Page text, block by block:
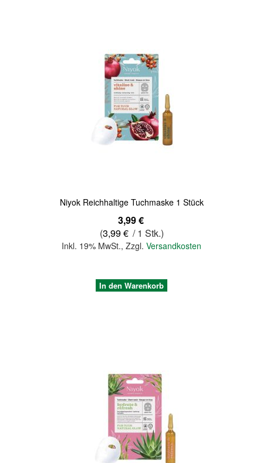
Niyok Reichhaltige Tuchmaske 1 Stück
3,99 €
(3,99 € / 1 Stk.)
Inkl. 19% MwSt., Zzgl. Versandkosten
In den Warenkorb